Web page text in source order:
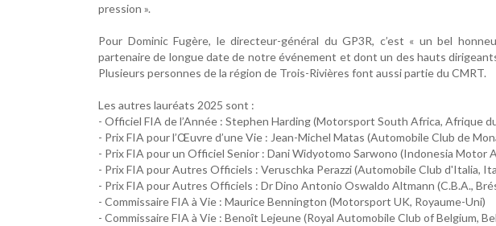
pression ».
Pour Dominic Fugère, le directeur-général du GP3R, c’est « un bel
partenaire de longue date de notre événement et dont un des hauts
Plusieurs personnes de la région de Trois-Rivières font aussi partie du CMRT.
Les autres lauréats 2025 sont :
- Officiel FIA de l’Année : Stephen Harding (Motorsport South Africa, Afrique
- Prix FIA pour l’Œuvre d’une Vie : Jean-Michel Matas (Automobile Club de
- Prix FIA pour un Officiel Senior : Dani Widyotomo Sarwono (Indonesia Motor
- Prix FIA pour Autres Officiels : Veruschka Perazzi (Automobile Club d'Italia,
- Prix FIA pour Autres Officiels : Dr Dino Antonio Oswaldo Altmann (C.B.A.,
- Commissaire FIA à Vie : Maurice Bennington (Motorsport UK, Royaume-Uni)
- Commissaire FIA à Vie : Benoît Lejeune (Royal Automobile Club of Belgium,